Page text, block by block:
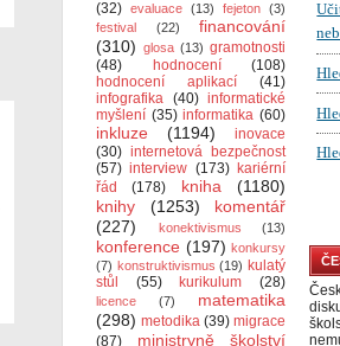
(32) evaluace (13) fejeton (3)
festival
(22)
financování
(310) glosa (13) gramotnosti
(48)
hodnocení
(108)
hodnocení aplikací
(41)
infografika (40) informatické
myšlení (35) informatika (60)
inkluze (1194)
inovace
(30) internetová bezpečnost
(57) interview (173) kariérní
řád
(178) kniha
(1180)
knihy
(1253)
komentář
(227)
konektivismus (13)
konference (197) konkursy
(7) konstruktivismus (19) kulatý
stůl
(55) kurikulum (28)
licence (7)
matematika
(298) metodika (39) migrace
(87)
ministryně školství